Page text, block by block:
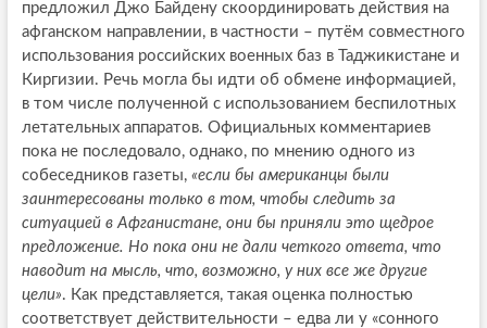
предложил Джо Байдену скоординировать действия на
афганском направлении, в частности – путём совместного
использования российских военных баз в Таджикистане и
Киргизии. Речь могла бы идти об обмене информацией,
в том числе полученной с использованием беспилотных
летательных аппаратов. Официальных комментариев
пока не последовало, однако, по мнению одного из
собеседников газеты, «если бы американцы были
заинтересованы только в том, чтобы следить за
ситуацией в Афганистане, они бы приняли это щедрое
предложение. Но пока они не дали четкого ответа, что
наводит на мысль, что, возможно, у них все же другие
цели». Как представляется, такая оценка полностью
соответствует действительности – едва ли у «сонного